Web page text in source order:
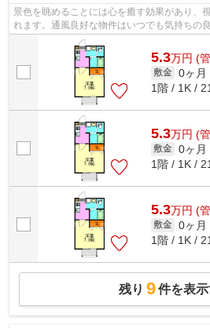
景色を眺めることには心を癒す効果があり、
れます。通風良好な物件はいつでも気持ちの
能な物件なのでアクセスの幅が広がりま...
5.3万円 (
敷金 0ヶ月
1階 / 1K /
5.3万円 (
敷金 0ヶ月
1階 / 1K /
5.3万円 (
敷金 0ヶ月
1階 / 1K /
残り 9件を表